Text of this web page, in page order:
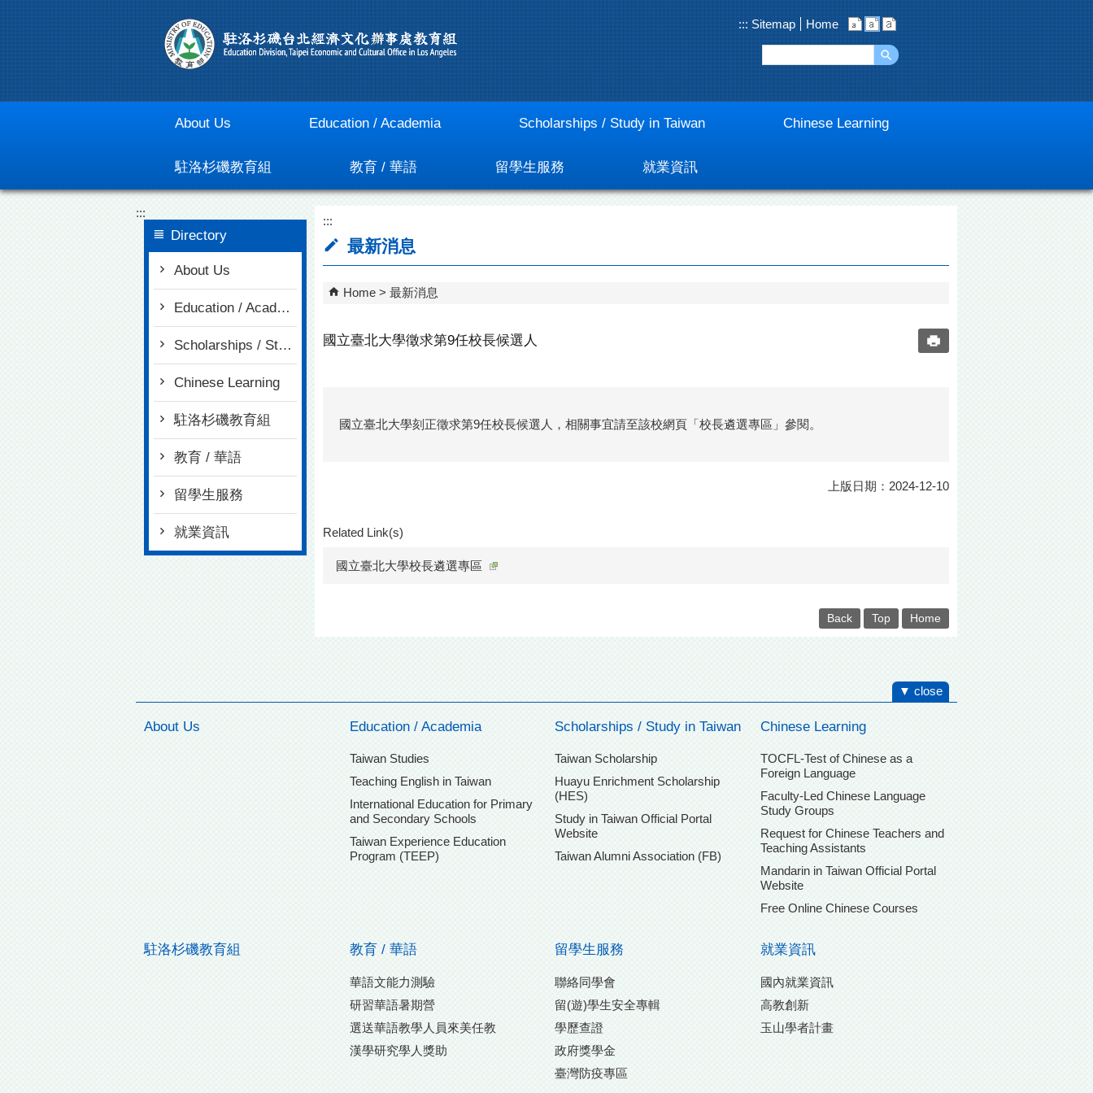
::: Sitemap Home
About Us Education / Academia Scholarships / Study in Taiwan Chinese Learning
駐洛杉磯教育組 教育 / 華語 留學生服務 就業資訊
:::
Directory
About Us
Education / Academia
Scholarships / Study in Taiwan
Chinese Learning
駐洛杉磯教育組
教育 / 華語
留學生服務
就業資訊
:::
最新消息
Home 最新消息
國立臺北大學徵求第9任校長候選人
國立臺北大學刻正徵求第9任校長候選人，相關事宜請至該校網頁「校長遴選專區」參閱。
上版日期：2024-12-10
Related Link(s)
國立臺北大學校長遴選專區
Back Top Home
▼ close
About Us Education / Academia
Taiwan Studies
Teaching English in Taiwan
International Education for Primary
and Secondary Schools
Taiwan Experience Education
Program (TEEP)
Scholarships / Study in Taiwan
Taiwan Scholarship
Huayu Enrichment Scholarship
(HES)
Study in Taiwan Official Portal
Website
Taiwan Alumni Association (FB)
Chinese Learning
TOCFL-Test of Chinese as a
Foreign Language
Faculty-Led Chinese Language
Study Groups
Request for Chinese Teachers and
Teaching Assistants
Mandarin in Taiwan Official Portal
Website
Free Online Chinese Courses
駐洛杉磯教育組 教育 / 華語
華語文能力測驗
研習華語暑期營
選送華語教學人員來美任教
漢學研究學人獎助
留學生服務
聯絡同學會
留(遊)學生安全專輯
學歷查證
政府獎學金
臺灣防疫專區
就業資訊
國內就業資訊
高教創新
玉山學者計畫